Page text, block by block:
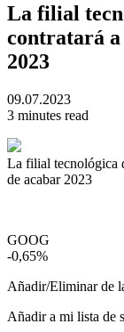
La filial
contratará a
2023
09.07.2023
3 minutes read
La filial tecnológica
de acabar 2023
GOOG
-0,65%
Añadir/Eliminar de
Añadir a mi lista de